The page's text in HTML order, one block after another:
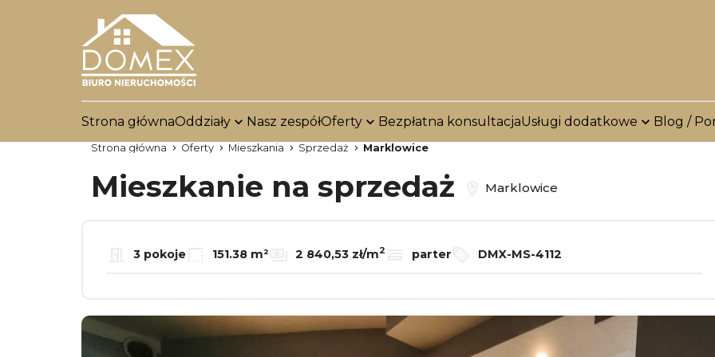
Strona głównaOddziały Nasz zespółOferty Bezpłatna konsultacjaUsługi dodatkowe Blog /
Strona główna Oferty Mieszkania Sprzedaż Marklowice
Mieszkanie na sprzedaż Marklowice
3 pokoje 151.38 m² 2 840,53 zł/m2 parter DMX-MS-4112